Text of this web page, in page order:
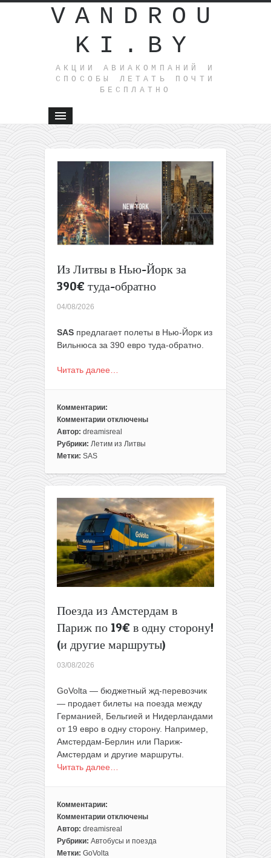
VANDROU
KI.BY
АКЦИИ АВИАКОМПАНИЙ И
СПОСОБЫ ЛЕТАТЬ ПОЧТИ
БЕСПЛАТНО
Из Литвы в Нью-Йорк за
390€ туда-обратно
04/08/2026
SAS предлагает полеты в Нью-Йорк из
Вильнюса за 390 евро туда-обратно.
Читать далее…
Комментарии:
Комментарии
к
записи
Из
Йорк
за
390€
туда-
обратно
отключены
Автор: dreamisreal
Рубрики: Летим из Литвы
Метки: SAS
Поезда из Амстердам в
Париж по 19€ в одну сторону!
(и другие маршруты)
03/08/2026
GoVolta — бюджетный жд-перевозчик
— продает билеты на поезда между
Германией, Бельгией и Нидерландами
от 19 евро в одну сторону. Например,
Амстердам-Берлин или Париж-
Амстердам и другие маршруты.
Читать далее…
Комментарии:
Комментарии
к
записи
Поезда
отключены
Автор: dreamisreal
Рубрики: Автобусы и поезда
Метки: GoVolta